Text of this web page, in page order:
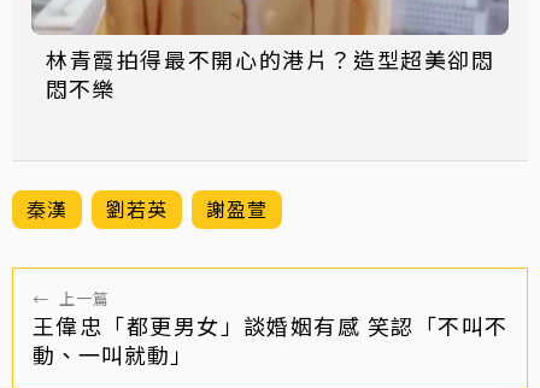
林青霞拍得最不開心的港片？造型超美卻悶
悶不樂
秦漢 劉若英 謝盈萱
← 上一篇
王偉忠「都更男女」談婚姻有感 笑認「不叫不
動、一叫就動」